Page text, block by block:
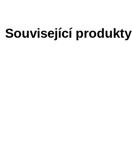
Související produkty